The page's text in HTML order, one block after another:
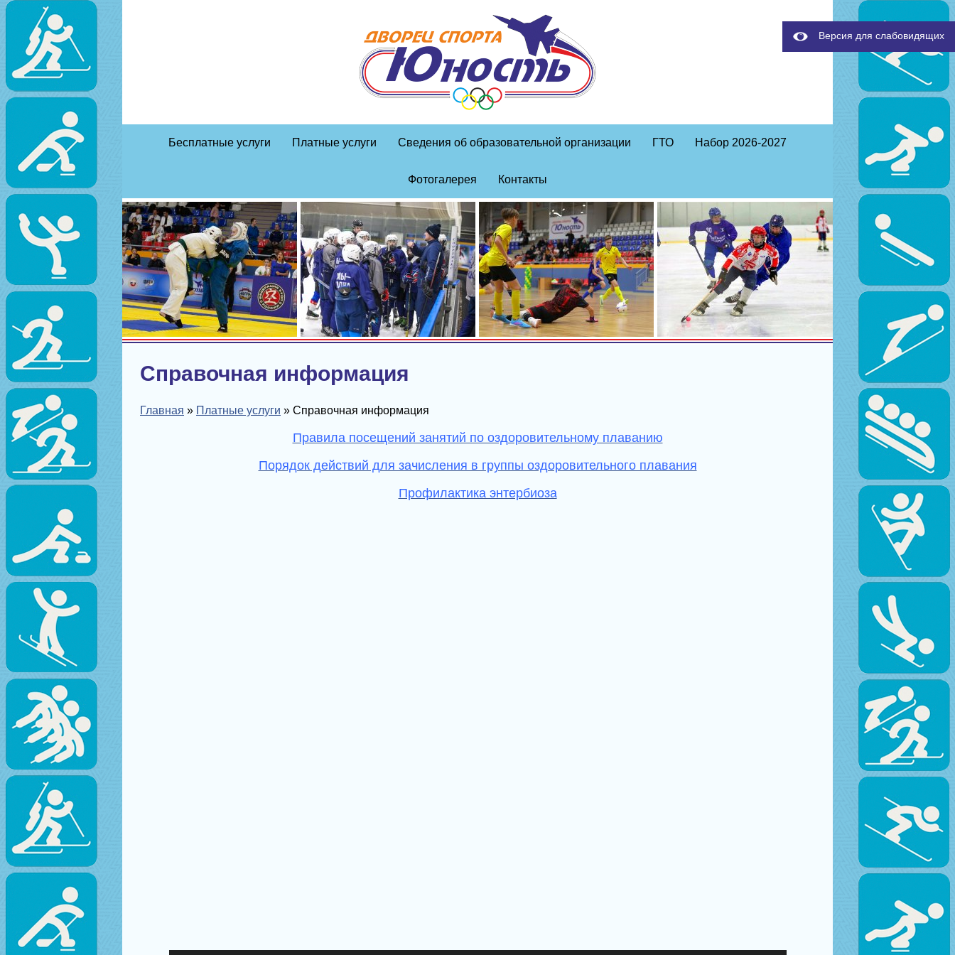
Версия для слабовидящих
Бесплатные услуги Платные услуги Сведения об образовательной организации ГТО Набор 2026-2027
Фотогалерея Контакты
Справочная информация
Главная » Платные услуги » Справочная информация
Правила посещений занятий по оздоровительному плаванию
Порядок действий для зачисления в группы оздоровительного плавания
Профилактика энтербиоза